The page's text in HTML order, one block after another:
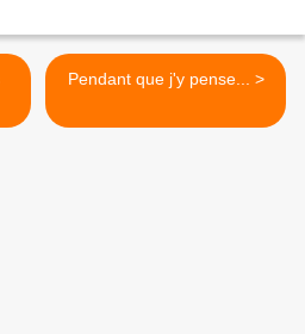
Pendant que j'y pense... >